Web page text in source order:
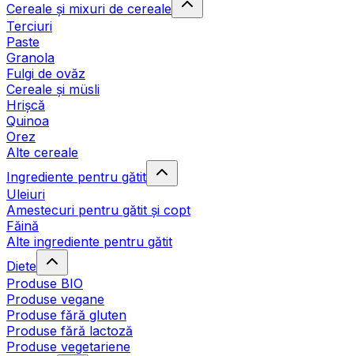
Cereale și mixuri de cereale
Terciuri
Paste
Granola
Fulgi de ovăz
Cereale și müsli
Hrișcă
Quinoa
Orez
Alte cereale
Ingrediente pentru gătit
Uleiuri
Amestecuri pentru gătit și copt
Făină
Alte ingrediente pentru gătit
Diete
Produse BIO
Produse vegane
Produse fără gluten
Produse fără lactoză
Produse vegetariene